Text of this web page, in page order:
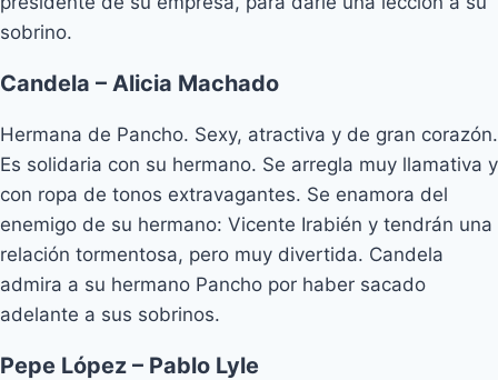
sobrino.
Candela – Alicia Machado
Hermana de Pancho. Sexy, atractiva y de gran corazón.
Es solidaria con su hermano. Se arregla muy llamativa y
con ropa de tonos extravagantes. Se enamora del
enemigo de su hermano: Vicente Irabién y tendrán una
relación tormentosa, pero muy divertida. Candela
admira a su hermano Pancho por haber sacado
adelante a sus sobrinos.
Pepe López – Pablo Lyle